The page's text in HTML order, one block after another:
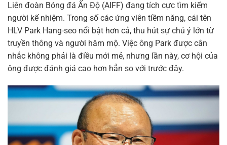
Liên đoàn Bóng đá Ấn Độ (AIFF) đang tích cực tìm kiếm
người kế nhiệm. Trong số các ứng viên tiềm năng, cái tên
HLV Park Hang-seo nổi bật hơn cả, thu hút sự chú ý lớn từ
truyền thông và người hâm mộ. Việc ông Park được cân
nhắc không phải là điều mới mẻ, nhưng lần này, cơ hội của
ông được đánh giá cao hơn hẳn so với trước đây.